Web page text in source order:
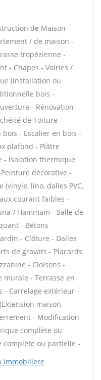
de Maison
/ de maison -
tropézienne -
- Chapes - Voiries /
(installation ou
bois -
- Rénovation
de Toiture -
- Escalier en bois -
plafond - Plâtre
- Isolation thermique
décorative -
lino, dalles PVC,
courant faibles -
/ Hammam - Salle de
- Bétons
- Clôture - Dalles
de gravats - Placards
- Cloisons -
murale - Terrasse en
- Carrelage extérieur -
maison,
- Modification
complète ou
complète ou partielle -
immobiliere